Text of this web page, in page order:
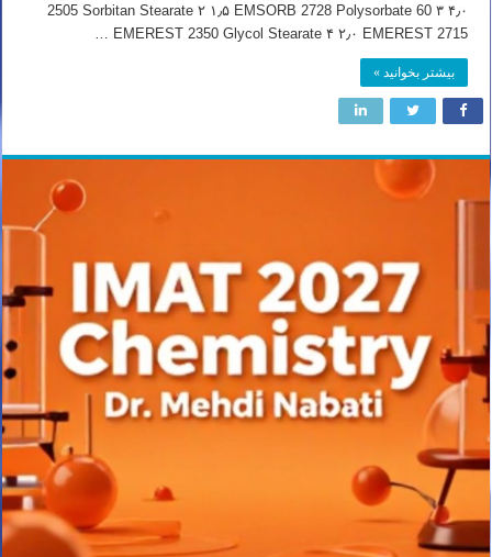
2505 Sorbitan Stearate ۲ ۱٫۵ EMSORB 2728 Polysorbate 60 ۳ ۴٫۰
EMEREST 2350 Glycol Stearate ۴ ۲٫۰ EMEREST 2715 …
بیشتر بخوانید »